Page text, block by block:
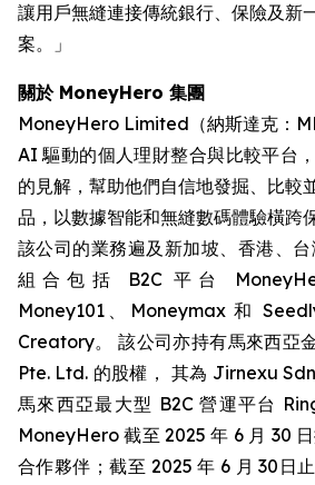
讓用戶無縫連接傳統銀行、保險及新
案。」
關於 MoneyHero 集團
MoneyHero Limited（納斯達克：
AI 驅動的個人理財整合與比較平台
的見解，幫助他們自信地發掘、比較
品，以數據智能和無縫數碼體驗橫跨
該公司的業務遍及新加坡、香港、
組合包括 B2C 平台
Money101、Moneymax 和
Creatory。 該公司亦持有馬來西亞
Pte. Ltd. 的股權， 其為 Jirnexu
馬來西亞最大型 B2C 營運平台
MoneyHero 截至 2025 年 6 月 30
合作夥伴；截至 2025 年 6 月 30日